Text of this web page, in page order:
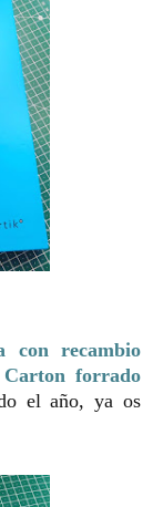
con recambio
forrado
el año, ya os